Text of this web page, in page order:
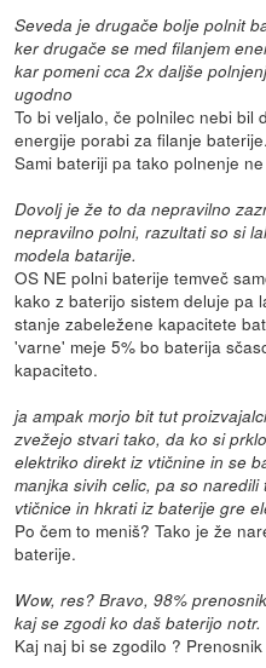
Seveda je drugače bolje polnit
ker drugače se med filanjem
kar pomeni cca 2x daljše
ugodno
To bi veljalo, če polnilec nebi bil
energije porabi za filanje baterije.
Sami bateriji pa tako polnenje
Dovolj je že to da nepravilno
nepravilno polni, razultati so si
modela batarije.
OS NE polni baterije temveč
kako z baterijo sistem deluje pa
stanje zabeležene kapacitete
'varne' meje 5% bo baterija
kapaciteto.
ja ampak morjo bit tut
zvežejo stvari tako, da ko si
elektriko direkt iz vtičnine in se
manjka sivih celic, pa so
vtičnice in hkrati iz baterije gre
Po čem to meniš? Tako je že
baterije.
Wow, res? Bravo, 98%
kaj se zgodi ko daš baterijo notr.
Kaj naj bi se zgodilo ?